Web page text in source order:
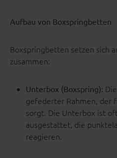
Aufbau von Boxspringbetten
Boxspringbetten setzen sich
zusammen:
Unterbox (Boxspring):
gefederter Rahmen, der
sorgt. Die Unterbox ist
ausgestattet, die
reagieren.